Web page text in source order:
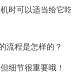
时可以适当给它
流程是怎样的？
细节很重要哦！